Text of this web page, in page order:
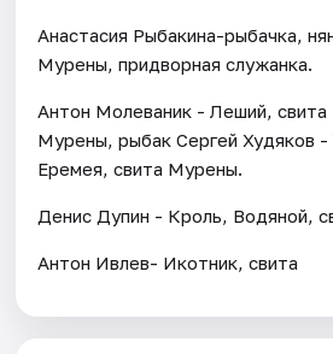
Анастасия Рыбакина-рыбачка,
Мурены, придворная служанка.
Антон Молеваник - Леший, свита
Мурены, рыбак Сергей Худяков -
Еремея, свита Мурены.
Денис Дупин - Кроль, Водяной,
Антон Ивлев- Икотник, свита